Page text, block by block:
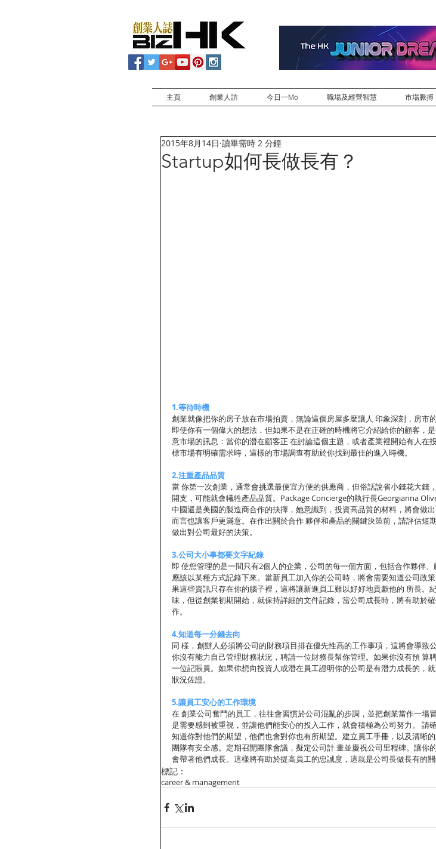
主頁 創業人訪 今日一Mo 職場及經營智慧 市場脈搏
Startup如何長做長有？
2015年8月14日 讀畢需時 2 分鐘
1.等待時機
創業就像把你的房子放在市場拍賣，無論這個房屋多麼讓人 印象深刻，房市的
即使你有一個偉大的想法，但如果不是在正確的時機將它介紹給你的顧客，
意市場的訊息：當你的潛在顧客正 在討論這個主題，或者產業裡開始有人在
標市場有明確需求時，這樣的市場調查有助於你找到最佳的進入時機。
2.注重產品品質
當 你第​​一次創業，通常會挑選最便宜方便的供應商，但俗話說省小錢花大錢
開支，可能就會犧牲產品品質。Package Concierge的執行長Georgianna
中國還是美國的製造商合作的抉擇，她意識到，投資高品質的材料，將會做
而言也讓客戶更滿意。在作出關於合作 夥伴和產品的關鍵決策前，請評估短
做出對公司最好的決策。
3.公司大小事都要文字紀錄
即 使您管理的是一間只有2個人的企業，公司的每一個方面，包括合作夥伴、
應該以某種方式記錄下來。當新員工加入你的公司時，將會需要知道公司政
果這些資訊只存在你的腦子裡，這將讓新進員工難以好好地貢獻他的 所長。
味，但從創業初期開始，就保持詳細的文件記錄，當公司成長時，將有助於
作。
4.知道每一分錢去向
同 樣，創辦人必須將公司的財務項目排在優先性高的工作事項，這將會導致
你沒有能力自己管理財務狀況，聘請一位財務長幫你管理。如果你沒有預 算
一位記賬員。如果你想向投資人或潛在員工證明你的公司是有潛力成長的，
狀況佐證。
5.讓員工安心的工作環境
在 創業公司奮鬥的員工，往往會習慣於公司混亂的步調，並把創業當作一場
是需要感到被重視，並讓他們能安心的投入工作，就會積極為公司努力。 請
知道你對他們的期望，他們也會對你也有所期望。建立員工手冊，以及清晰
團隊有安全感。定期召開團隊會議，擬定公司計 畫並慶祝公司里程碑。讓你
會帶著他們成長。這樣將有助於提高員工的忠誠度，這就是公司長做長有的關
標記：
career & management